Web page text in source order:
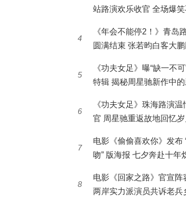
站路演欢乐收官 全场爆笑
4
《年会不能停2！》青岛
圆满结束 张若昀白客大鹏
5
《功夫女足》曝“缺一不可
特辑 揭秘周星驰新作中
6
《功夫女足》珠海路演温
官 周星驰重返故地回忆岁
7
电影《偷偷喜欢你》发布
吻” 版海报 七夕奔赴十年
8
电影《回家之路》官宣阵
两岸实力派演员共诉老兵